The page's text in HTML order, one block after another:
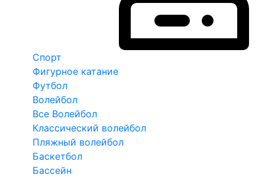
Спорт
Фигурное катание
Футбол
Волейбол
Все Волейбол
Классический волейбол
Пляжный волейбол
Баскетбол
Бассейн